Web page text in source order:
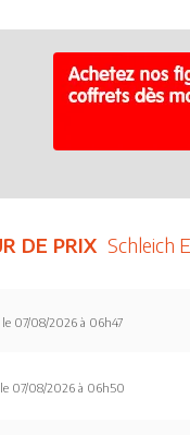
DE PRIX Schleich
07/08/2026 à 06h47
07/08/2026 à 06h50